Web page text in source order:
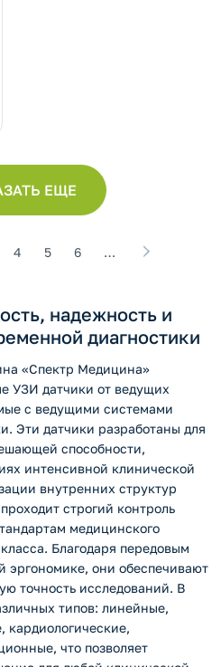
ЕЩЕ
4 5 6 …
надежность и
диагностики
«Спектр Медицина»
УЗИ датчики от ведущих
с ведущими системами
Эти датчики разработаны для
способности,
интенсивной клинической
внутренних структур
строгий контроль
медицинского
Благодаря передовым
эргономике, они обеспечивают
точность исследований. В
типов: линейные,
кардиологические,
что позволяет